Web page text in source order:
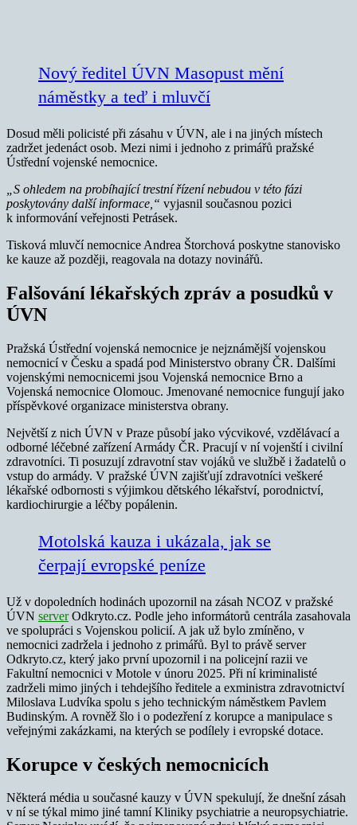
Nový ředitel ÚVN Masopust mění
náměstky a teď i mluvčí
Dosud měli policisté při zásahu v ÚVN, ale i na jiných místech
zadržet jedenáct osob. Mezi nimi i jednoho z primářů pražské
Ústřední vojenské nemocnice.
„S ohledem na probíhající trestní řízení nebudou v této fázi
poskytovány další informace,“ vyjasnil současnou pozici
k informování veřejnosti Petrásek.
Tisková mluvčí nemocnice Andrea Štorchová poskytne stanovisko
ke kauze až později, reagovala na dotazy novinářů.
Falšování lékařských zpráv a posudků v
ÚVN
Pražská Ústřední vojenská nemocnice je nejznámější vojenskou
nemocnicí v Česku a spadá pod Ministerstvo obrany ČR. Dalšími
vojenskými nemocnicemi jsou Vojenská nemocnice Brno a
Vojenská nemocnice Olomouc. Jmenované nemocnice fungují jako
příspěvkové organizace ministerstva obrany.
Největší z nich ÚVN v Praze působí jako výcvikové, vzdělávací a
odborné léčebné zařízení Armády ČR. Pracují v ní vojenští i civilní
zdravotníci. Ti posuzují zdravotní stav vojáků ve službě i žadatelů o
vstup do armády. V pražské ÚVN zajišťují zdravotníci veškeré
lékařské odbornosti s výjimkou dětského lékařství, porodnictví,
kardiochirurgie a léčby popálenin.
Motolská kauza i ukázala, jak se
čerpají evropské peníze
Už v dopoledních hodinách upozornil na zásah NCOZ v pražské
ÚVN serverOdkryto.cz. Podle jeho informátorů centrála zasahovala
ve spolupráci s Vojenskou policií. A jak už bylo zmíněno, v
nemocnici zadržela i jednoho z primářů. Byl to právě server
Odkryto.cz, který jako první upozornil i na policejní razii ve
Fakultní nemocnici v Motole v únoru 2025. Při ní kriminalisté
zadrželi mimo jiných i tehdejšího ředitele a exministra zdravotnictví
Miloslava Ludvíka spolu s jeho technickým náměstkem Pavlem
Budinským. A rovněž šlo i o podezření z korupce a manipulace s
veřejnými zakázkami, na kterých se podílely i evropské dotace.
Korupce v českých nemocnicích
Některá média u současné kauzy v ÚVN spekulují, že dnešní zásah
v ní se týkal mimo jiné tamní Kliniky psychiatrie a neuropsychiatrie.